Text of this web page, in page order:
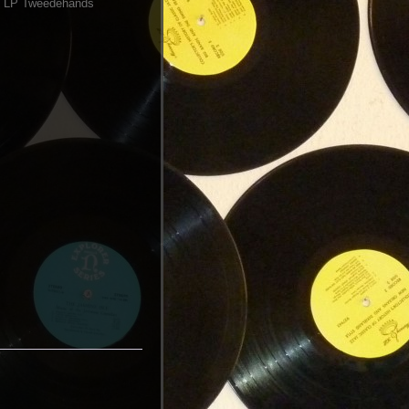
LP Tweedehands